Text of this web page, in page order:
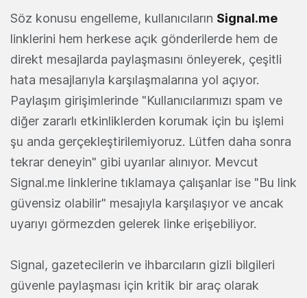
Söz konusu engelleme, kullanıcıların Signal.me
linklerini hem herkese açık gönderilerde hem de
direkt mesajlarda paylaşmasını önleyerek, çeşitli
hata mesajlarıyla karşılaşmalarına yol açıyor.
Paylaşım girişimlerinde "Kullanıcılarımızı spam ve
diğer zararlı etkinliklerden korumak için bu işlemi
şu anda gerçekleştirilemiyoruz. Lütfen daha sonra
tekrar deneyin" gibi uyarılar alınıyor. Mevcut
Signal.me linklerine tıklamaya çalışanlar ise "Bu link
güvensiz olabilir" mesajıyla karşılaşıyor ve ancak
uyarıyı görmezden gelerek linke erişebiliyor.
Signal, gazetecilerin ve ihbarcıların gizli bilgileri
güvenle paylaşması için kritik bir araç olarak